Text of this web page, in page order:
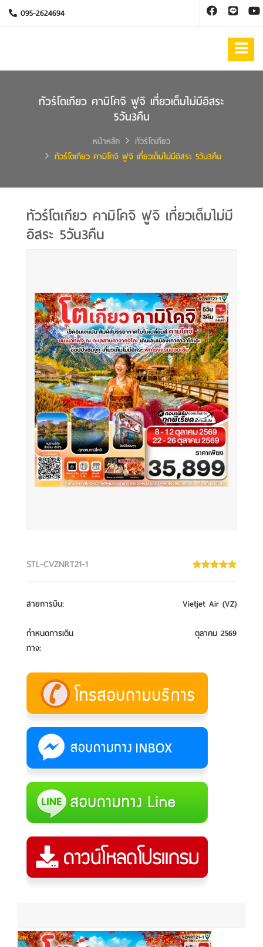
095-2624694
ทัวร์โตเกียว คามิโคจิ ฟูจิ เที่ยวเต็มไม่มีอิสระ
5วัน3คืน
หน้าหลัก
ทัวร์โตเกียว
ทัวร์โตเกียว คามิโคจิ ฟูจิ เที่ยวเต็มไม่มีอิสระ 5วัน3คืน
ทัวร์โตเกียว คามิโคจิ ฟูจิ เที่ยวเต็มไม่มี
อิสระ 5วัน3คืน
STL-CVZNRT21-1
สายการบิน: Vietjet Air (VZ)
กำหนดการเดิน
ทาง:
ตุลาคม 2569